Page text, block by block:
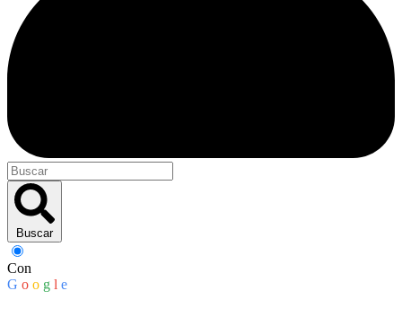
Buscar
Con
G o o g l e